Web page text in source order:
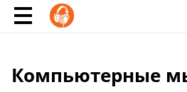
Компьютерные